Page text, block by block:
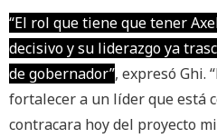
“El rol que tiene que tener
decisivo y su liderazgo ya
de gobernador”, expresó Ghi.
fortalecer a un líder que está
contracara hoy del proyecto